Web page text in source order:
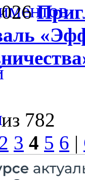
782
3 4 5 6 |